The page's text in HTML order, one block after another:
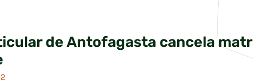
de Antofagasta cancela